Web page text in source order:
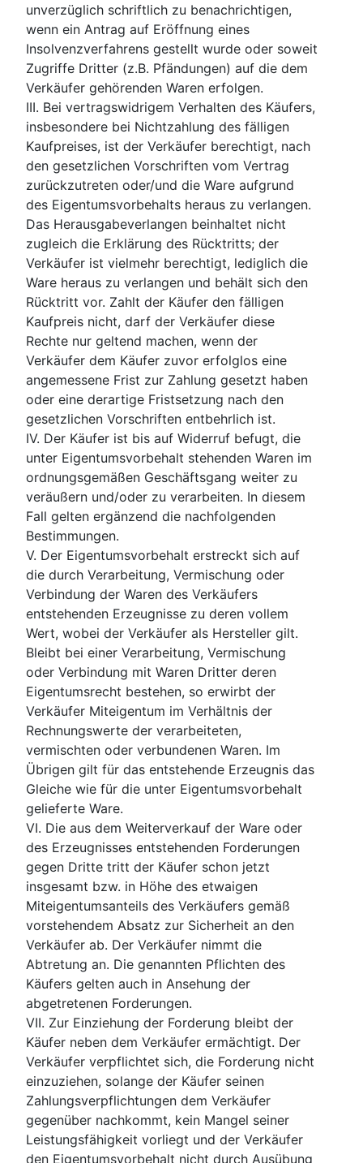
unverzüglich schriftlich zu benachrichtigen,
wenn ein Antrag auf Eröffnung eines
Insolvenzverfahrens gestellt wurde oder soweit
Zugriffe Dritter (z.B. Pfändungen) auf die dem
Verkäufer gehörenden Waren erfolgen.
III. Bei vertragswidrigem Verhalten des Käufers,
insbesondere bei Nichtzahlung des fälligen
Kaufpreises, ist der Verkäufer berechtigt, nach
den gesetzlichen Vorschriften vom Vertrag
zurückzutreten oder/und die Ware aufgrund
des Eigentumsvorbehalts heraus zu verlangen.
Das Herausgabeverlangen beinhaltet nicht
zugleich die Erklärung des Rücktritts; der
Verkäufer ist vielmehr berechtigt, lediglich die
Ware heraus zu verlangen und behält sich den
Rücktritt vor. Zahlt der Käufer den fälligen
Kaufpreis nicht, darf der Verkäufer diese
Rechte nur geltend machen, wenn der
Verkäufer dem Käufer zuvor erfolglos eine
angemessene Frist zur Zahlung gesetzt haben
oder eine derartige Fristsetzung nach den
gesetzlichen Vorschriften entbehrlich ist.
IV. Der Käufer ist bis auf Widerruf befugt, die
unter Eigentumsvorbehalt stehenden Waren im
ordnungsgemäßen Geschäftsgang weiter zu
veräußern und/oder zu verarbeiten. In diesem
Fall gelten ergänzend die nachfolgenden
Bestimmungen.
V. Der Eigentumsvorbehalt erstreckt sich auf
die durch Verarbeitung, Vermischung oder
Verbindung der Waren des Verkäufers
entstehenden Erzeugnisse zu deren vollem
Wert, wobei der Verkäufer als Hersteller gilt.
Bleibt bei einer Verarbeitung, Vermischung
oder Verbindung mit Waren Dritter deren
Eigentumsrecht bestehen, so erwirbt der
Verkäufer Miteigentum im Verhältnis der
Rechnungswerte der verarbeiteten,
vermischten oder verbundenen Waren. Im
Übrigen gilt für das entstehende Erzeugnis das
Gleiche wie für die unter Eigentumsvorbehalt
gelieferte Ware.
VI. Die aus dem Weiterverkauf der Ware oder
des Erzeugnisses entstehenden Forderungen
gegen Dritte tritt der Käufer schon jetzt
insgesamt bzw. in Höhe des etwaigen
Miteigentumsanteils des Verkäufers gemäß
vorstehendem Absatz zur Sicherheit an den
Verkäufer ab. Der Verkäufer nimmt die
Abtretung an. Die genannten Pflichten des
Käufers gelten auch in Ansehung der
abgetretenen Forderungen.
VII. Zur Einziehung der Forderung bleibt der
Käufer neben dem Verkäufer ermächtigt. Der
Verkäufer verpflichtet sich, die Forderung nicht
einzuziehen, solange der Käufer seinen
Zahlungsverpflichtungen dem Verkäufer
gegenüber nachkommt, kein Mangel seiner
Leistungsfähigkeit vorliegt und der Verkäufer
den Eigentumsvorbehalt nicht durch Ausübung